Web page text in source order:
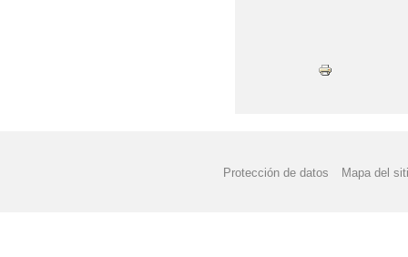
Protección de datos Mapa del